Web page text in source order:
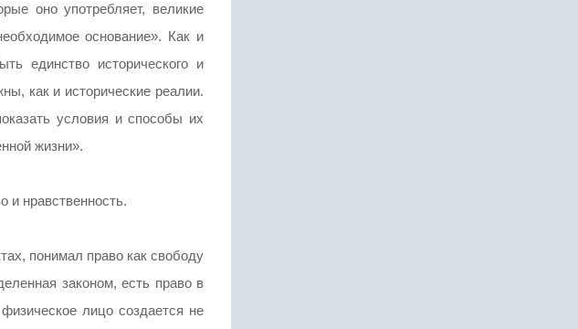
оно употребляет, великие
основание». Как и
единство исторического и
как и исторические реалии.
условия и способы их
жизни».
нравственность.
понимал право как свободу
законом, есть право в
лицо создается не